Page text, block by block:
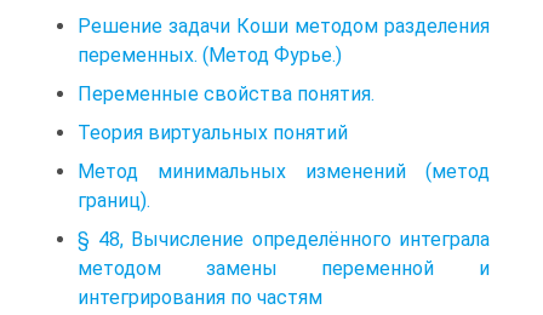
Решение задачи Коши методом разделения
переменных. (Метод Фурье.)
Переменные свойства понятия.
Теория виртуальных понятий
Метод минимальных изменений (метод
границ).
§ 48, Вычисление определённого интеграла
методом замены переменной и
интегрирования по частям